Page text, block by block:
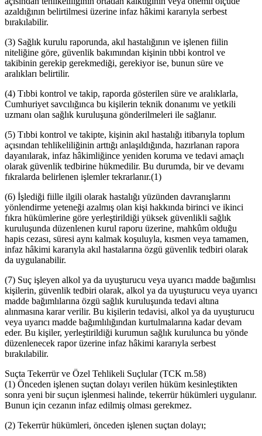
azaldığının belirtilmesi üzerine infaz hâkimi kararıyla serbest
bırakılabilir.
(3) Sağlık kurulu raporunda, akıl hastalığının ve işlenen fiilin
niteliğine göre, güvenlik bakımından kişinin tıbbi kontrol ve
takibinin gerekip gerekmediği, gerekiyor ise, bunun süre ve
aralıkları belirtilir.
(4) Tıbbi kontrol ve takip, raporda gösterilen süre ve aralıklarla,
Cumhuriyet savcılığınca bu kişilerin teknik donanımı ve yetkili
uzmanı olan sağlık kuruluşuna gönderilmeleri ile sağlanır.
(5) Tıbbi kontrol ve takipte, kişinin akıl hastalığı itibarıyla toplum
açısından tehlikeliliğinin arttığı anlaşıldığında, hazırlanan rapora
dayanılarak, infaz hâkimliğince yeniden koruma ve tedavi amaçlı
olarak güvenlik tedbirine hükmedilir. Bu durumda, bir ve devamı
fıkralarda belirlenen işlemler tekrarlanır.(1)
(6) İşlediği fiille ilgili olarak hastalığı yüzünden davranışlarını
yönlendirme yeteneği azalmış olan kişi hakkında birinci ve ikinci
fıkra hükümlerine göre yerleştirildiği yüksek güvenlikli sağlık
kuruluşunda düzenlenen kurul raporu üzerine, mahkûm olduğu
hapis cezası, süresi aynı kalmak koşuluyla, kısmen veya tamamen,
infaz hâkimi kararıyla akıl hastalarına özgü güvenlik tedbiri olarak
da uygulanabilir.
(7) Suç işleyen alkol ya da uyuşturucu veya uyarıcı madde bağımlısı
kişilerin, güvenlik tedbiri olarak, alkol ya da uyuşturucu veya uyarıcı
madde bağımlılarına özgü sağlık kuruluşunda tedavi altına
alınmasına karar verilir. Bu kişilerin tedavisi, alkol ya da uyuşturucu
veya uyarıcı madde bağımlılığından kurtulmalarına kadar devam
eder. Bu kişiler, yerleştirildiği kurumun sağlık kurulunca bu yönde
düzenlenecek rapor üzerine infaz hâkimi kararıyla serbest
bırakılabilir.
Suçta Tekerrür ve Özel Tehlikeli Suçlular (TCK m.58)
(1) Önceden işlenen suçtan dolayı verilen hüküm kesinleştikten
sonra yeni bir suçun işlenmesi halinde, tekerrür hükümleri uygulanır.
Bunun için cezanın infaz edilmiş olması gerekmez.
(2) Tekerrür hükümleri, önceden işlenen suçtan dolayı;